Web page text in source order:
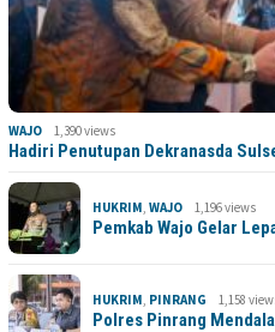
WAJO 1,390 views
Hadiri Penutupan Dekranasda
HUKRIM WAJO 1,196 views
Pemkab Wajo Gelar
HUKRIM PINRANG 1,158
Polres Pinrang